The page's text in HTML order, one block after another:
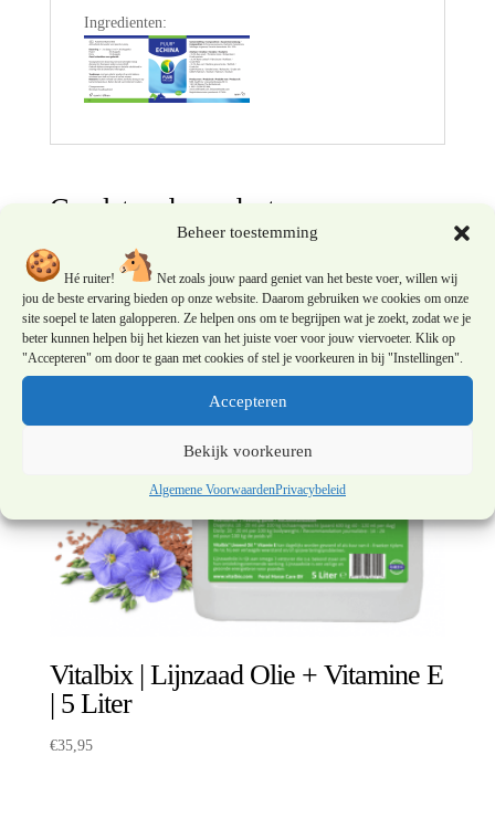
Beheer toestemming
Hé ruiter!
Net zoals jouw paard geniet van het beste voer, willen wij
jou de beste ervaring bieden op onze website. Daarom gebruiken we cookies om onze
site soepel te laten galopperen. Ze helpen ons om te begrijpen wat je zoekt, zodat we je
beter kunnen helpen bij het kiezen van het juiste voer voor jouw viervoeter. Klik op
"Accepteren" om door te gaan met cookies of stel je voorkeuren in bij "Instellingen".
Accepteren
Bekijk voorkeuren
Algemene VoorwaardenPrivacybeleid
Ingredienten:
Gerelateerde producten
Vitalbix | Lijnzaad Olie + Vitamine E
| 5 Liter
€35,95